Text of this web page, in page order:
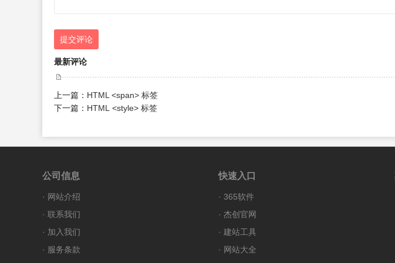
提交评论
最新评论
上一篇： HTML <span> 标签
下一篇： HTML <style> 标签
公司信息
· 网站介绍
· 联系我们
· 加入我们
· 服务条款
快速入口
· 365软件
· 杰创官网
· 建站工具
· 网站大全